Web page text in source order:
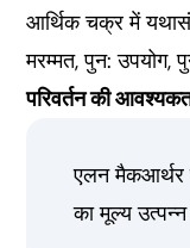
आर्थिक चक्र में
मरम्मत, पुन: उपयोग,
परिवर्तन की
एलन मैकआर्थर
का मूल्य